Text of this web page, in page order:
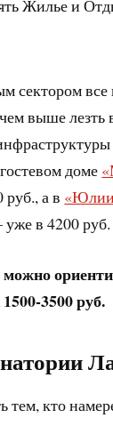
сектором все
выше лезть
доме
руб., а в
уже в 4200 руб.
3500 руб.
тем, кто